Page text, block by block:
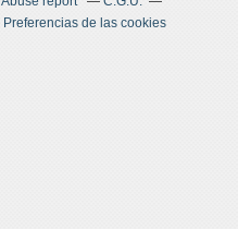
Preferencias de las cookies